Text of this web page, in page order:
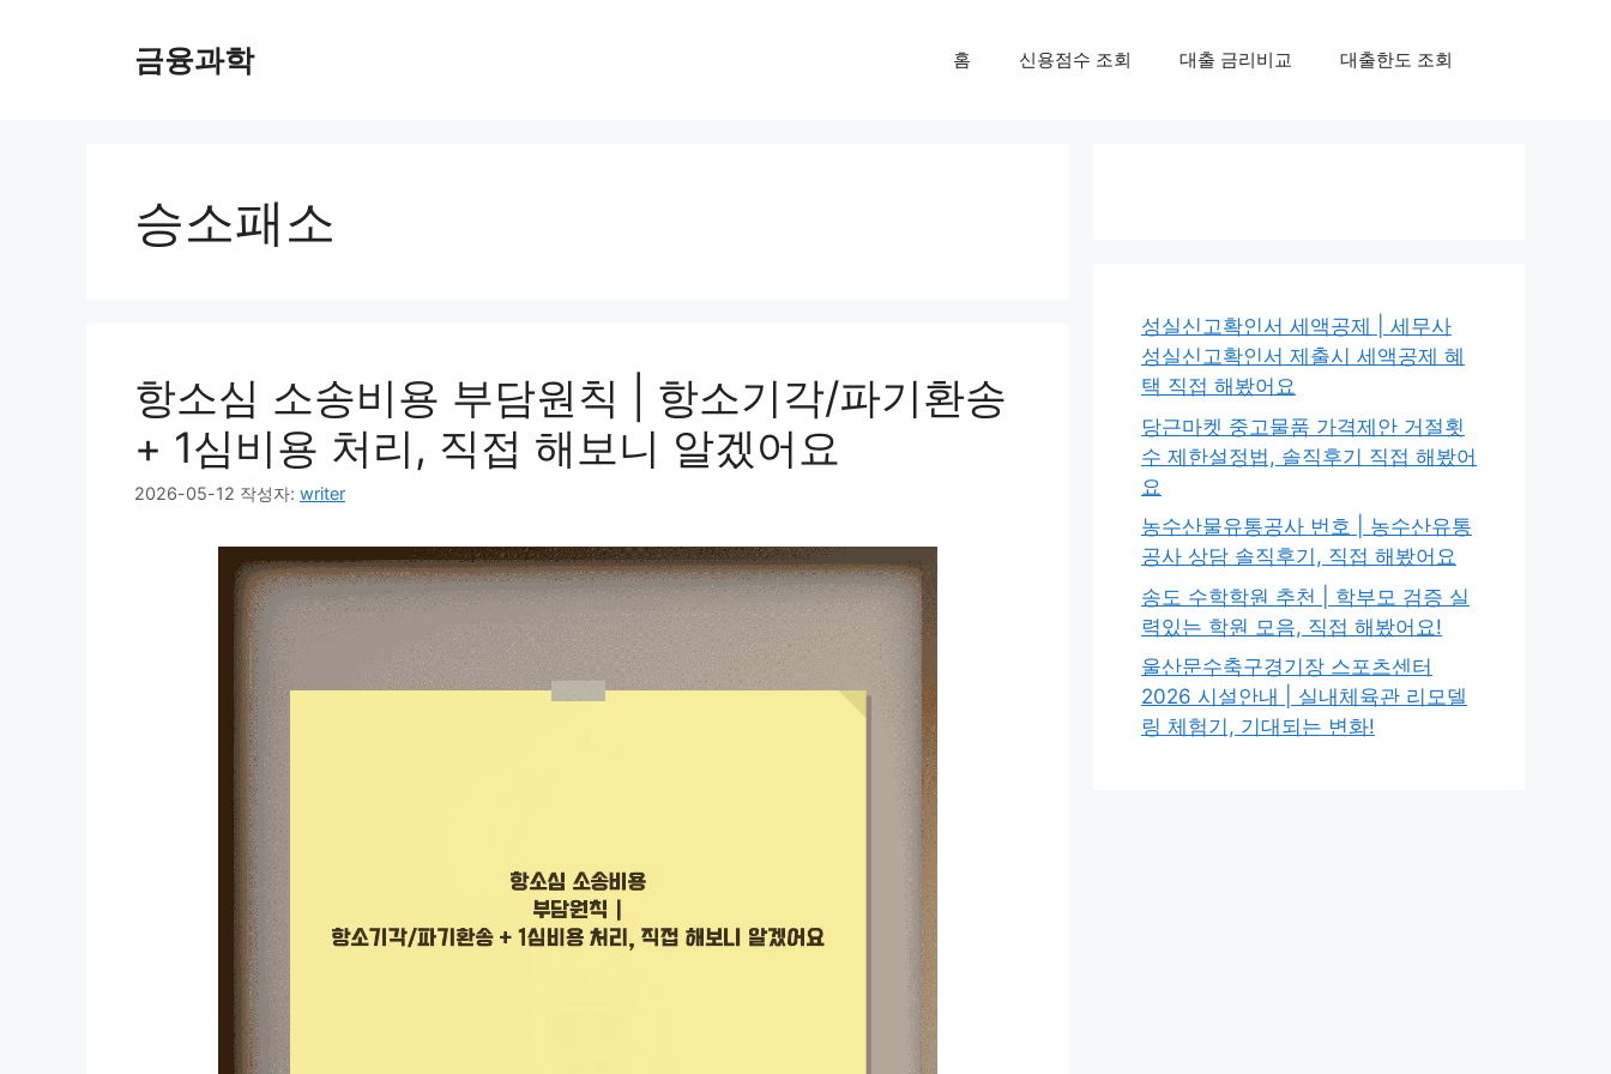
금융과학 홈 신용점수 조회 대출 금리비교 대출한도 조회
승소패소
항소심 소송비용 부담원칙 | 항소기각/파기환송
+ 1심비용 처리, 직접 해보니 알겠어요
2026-05-12 작성자: writer
성실신고확인서 세액공제 | 세무사
성실신고확인서 제출시 세액공제 혜
택 직접 해봤어요
당근마켓 중고물품 가격제안 거절횟
수 제한설정법, 솔직후기 직접 해봤어
요
농수산물유통공사 번호 | 농수산유통
공사 상담 솔직후기, 직접 해봤어요
송도 수학학원 추천 | 학부모 검증 실
력있는 학원 모음, 직접 해봤어요!
울산문수축구경기장 스포츠센터
2026 시설안내 | 실내체육관 리모델
링 체험기, 기대되는 변화!